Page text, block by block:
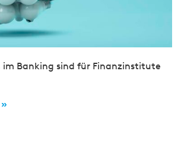
im Banking sind für Finanzinstitute